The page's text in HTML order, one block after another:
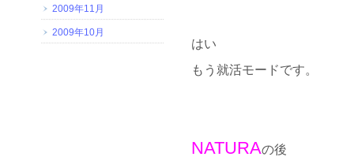
はい
もう就活モードです。
NATURAの後
2009年11月
2009年10月